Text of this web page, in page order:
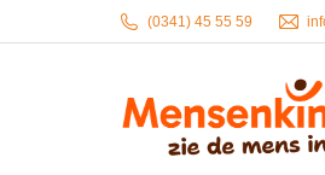
(0341) 45 55 59